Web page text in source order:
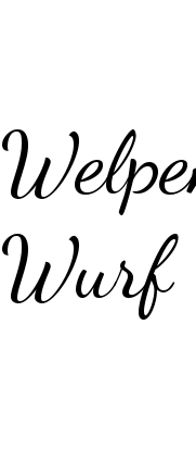
Wurf